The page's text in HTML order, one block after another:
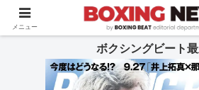
BOXING BEAT [ボクシング・ビー
ボクシングビート
メニュー